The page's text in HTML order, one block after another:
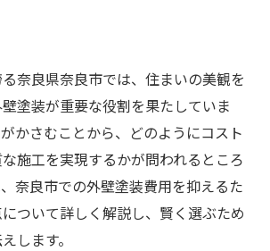
奈良県奈良市では、住まいの美観を
塗装が重要な役割を果たしていま
かさむことから、どのようにコスト
施工を実現するかが問われるところ
奈良市での外壁塗装費用を抑えるた
ついて詳しく解説し、賢く選ぶため
します。